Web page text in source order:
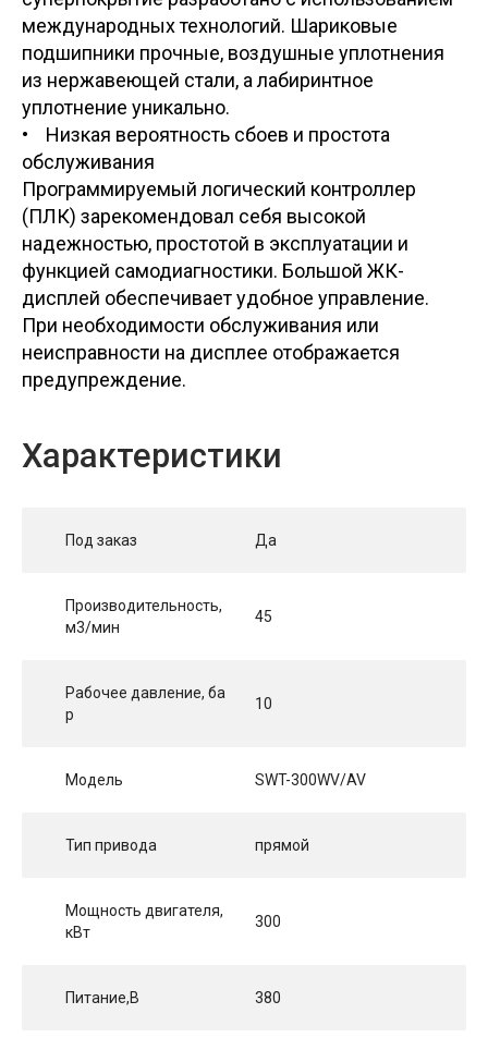
международных технологий. Шариковые
подшипники прочные, воздушные уплотнения
из нержавеющей стали, а лабиринтное
уплотнение уникально.
• Низкая вероятность сбоев и простота
обслуживания
Программируемый логический контроллер
(ПЛК) зарекомендовал себя высокой
надежностью, простотой в эксплуатации и
функцией самодиагностики. Большой ЖК-
дисплей обеспечивает удобное управление.
При необходимости обслуживания или
неисправности на дисплее отображается
предупреждение.
Характеристики
Под заказ Да
Производительность,
м3/мин
45
Рабочее давление, ба
р
10
Модель SWT-300WV/AV
Тип привода прямой
Мощность двигателя,
кВт
300
Питание,В 380